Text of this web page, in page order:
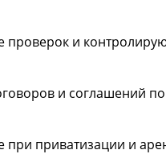
проверок и
и соглашений
при приватизации и